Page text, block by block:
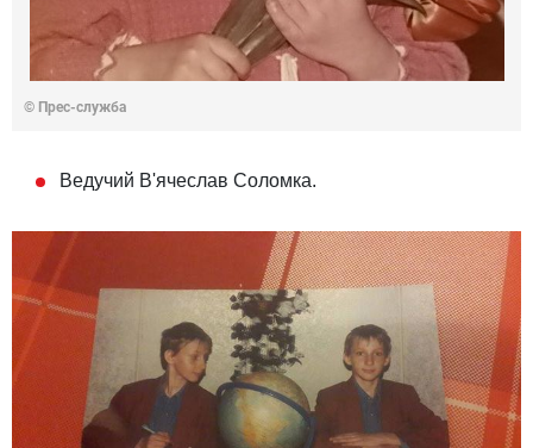
© Прес-служба
Ведучий В'ячеслав Соломка.